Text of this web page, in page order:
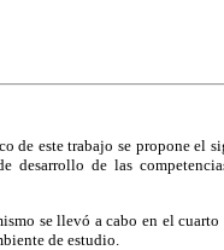
de este trabajo se propone el
de las
se llevó a cabo en el
de estudio.